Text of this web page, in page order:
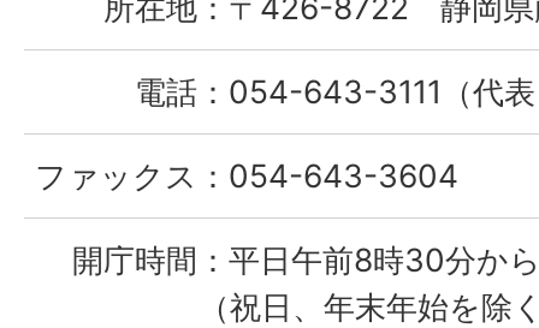
電話： 054-643-3111（代
ファックス： 054-643-3604
開庁時間： 平日午前8時30分か
（祝日、年末年始を除